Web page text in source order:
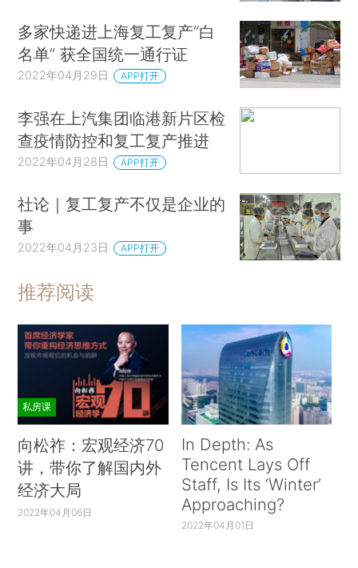
多家快递进上海复工复产“白
名单” 获全国统一通行证
2022年04月29日 APP打开
李强在上汽集团临港新片区检
查疫情防控和复工复产推进
2022年04月28日 APP打开
社论｜复工复产不仅是企业的
事
2022年04月23日 APP打开
推荐阅读
私房课
向松祚：宏观经济70
讲，带你了解国内外
经济大局
2022年04月06日
In Depth: As
Tencent Lays Off
Staff, Is Its ‘Winter’
Approaching?
2022年04月01日